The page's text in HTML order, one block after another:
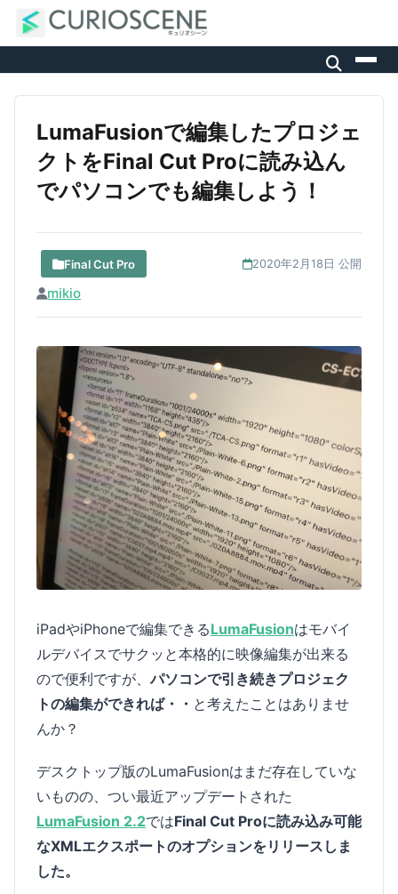
LumaFusionで編集したプロジェ
クトをFinal Cut Proに読み込ん
でパソコンでも編集しよう！
Final Cut Pro 2020年2月18日 公開
mikio
iPadやiPhoneで編集できるLumaFusionはモバイ
ルデバイスでサクッと本格的に映像編集が出来る
ので便利ですが、パソコンで引き続きプロジェク
トの編集ができれば・・ と考えたことはありませ
んか？
デスクトップ版のLumaFusionはまだ存在していな
いものの、つい最近アップデートされた
LumaFusion 2.2ではFinal Cut Proに読み込み可能
なXMLエクスポートのオプションをリリースしま
した。